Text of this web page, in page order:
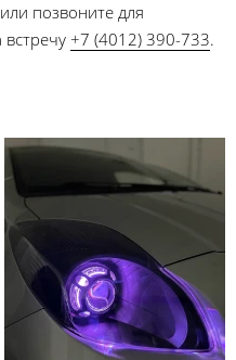
позвоните для
+7 (4012) 390-733.